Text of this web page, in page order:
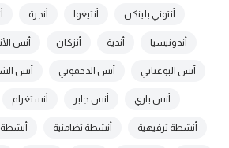
أنتوني بلينكن أنتيغوا أنجرة
أندونيسيا أندية أنزكان أنس
أنس البوعناني أنس الدحموني أنس
أنس باري أنس جابر أنستغرام
أنشطة ترفيهية أنشطة تضامنية أنشطة